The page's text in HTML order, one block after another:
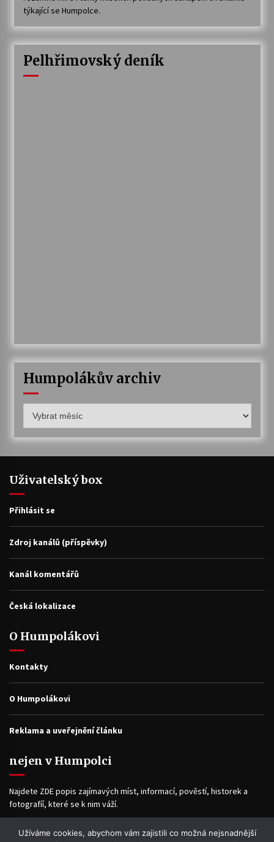
týkající se Humpolce.
Pelhřimovský deník
Humpolákův archiv
archiv
Uživatelský box
Přihlásit se
Zdroj kanálů (příspěvky)
Kanál komentářů
Česká lokalizace
O Humpolákovi
Kontakty
O Humpolákovi
Reklama a uveřejnění článku
nejen v Humpolci
Najdete ZDE popis zajímavých míst, informací, pověstí, historek a
fotografíí, které se k nim váží.
Užíváme cookies, abychom vám zajistili co možná nejsnadnější